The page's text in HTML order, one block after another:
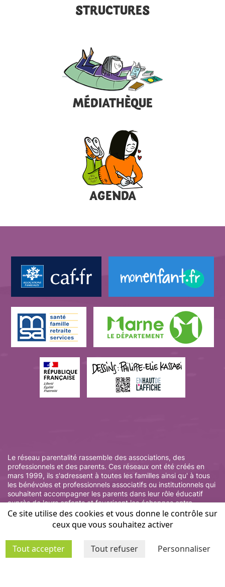
STRUCTURES
MÉDIATHÈQUE
AGENDA
Le réseau parentalité rassemble des associations, des
professionnels et des parents. Ces réseaux ont été créés en
mars 1999, ils s'adressent à toutes les familles ainsi qu' à tous
les bénévoles et professionnels associatifs ou institutionnels qui
souhaitent accompagner les parents dans leur rôle éducatif
auprès de leurs enfants et favorisent les échanges entre
parents et professionnels.
Ce site utilise des cookies et vous donne le contrôle sur
ceux que vous souhaitez activer
Tout accepter Tout refuser Personnaliser